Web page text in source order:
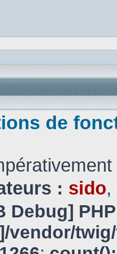
de
: sido,
Debug]
vendor/